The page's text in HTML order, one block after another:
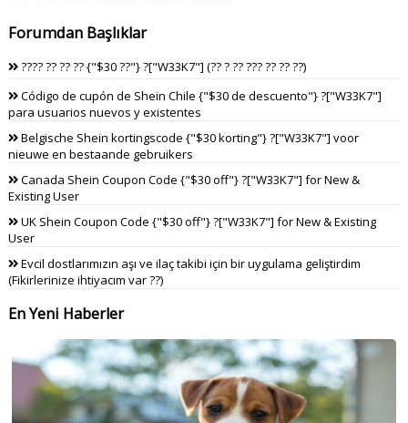
Forumdan Başlıklar
???? ?? ?? ?? {"$30 ??"} ?["W33K7"] (?? ? ?? ??? ?? ?? ??)
Código de cupón de Shein Chile {"$30 de descuento"} ?["W33K7"]
para usuarios nuevos y existentes
Belgische Shein kortingscode {"$30 korting"} ?["W33K7"] voor
nieuwe en bestaande gebruikers
Canada Shein Coupon Code {"$30 off"} ?["W33K7"] for New &
Existing User
UK Shein Coupon Code {"$30 off"} ?["W33K7"] for New & Existing
User
Evcil dostlarımızın aşı ve ilaç takibi için bir uygulama geliştirdim
(Fikirlerinize ihtiyacım var ??)
En Yeni Haberler